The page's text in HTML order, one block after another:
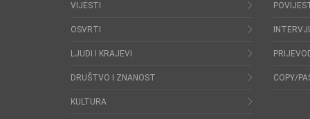
VIJESTI
OSVRTI
LJUDI I KRAJEVI
DRUŠTVO I ZNANOST
KULTURA
COPY/